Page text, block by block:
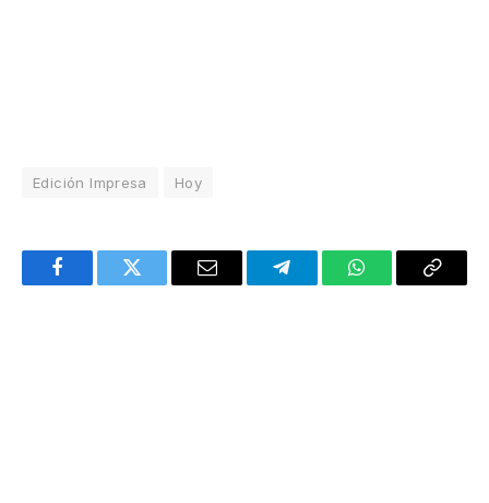
Edición Impresa Hoy
FacebookTwitter Email TelegramWhatsAppCopy